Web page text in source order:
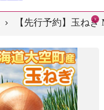
【先行予約】玉ね